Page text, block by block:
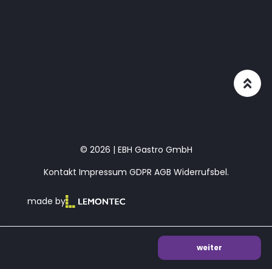
weiter
© 2026 | EBH Gastro GmbH
Kontakt Impressum GDPR AGB Widerrufsbel.
made by